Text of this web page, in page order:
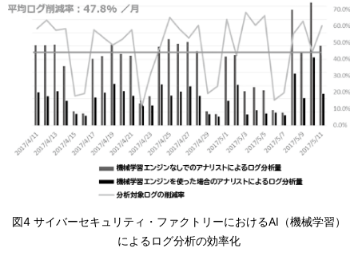
図4 サイバーセキュリティ・ファクトリーにおけるAI（機械学習）
によるログ分析の効率化